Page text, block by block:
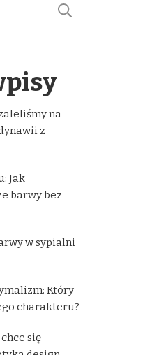
na
z
Jak
barwy bez
w sypialni
Który
charakteru?
się